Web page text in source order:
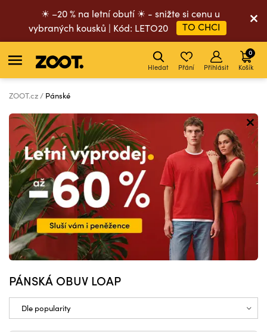
☀ –20 % na letní obutí ☀ - snižte si cenu u
vybraných kousků | Kód: LETO20
TO CHCI
Hledat Přání Přihlásit Košík
0
ZOOT.cz Pánské
PÁNSKÁ OBUV LOAP